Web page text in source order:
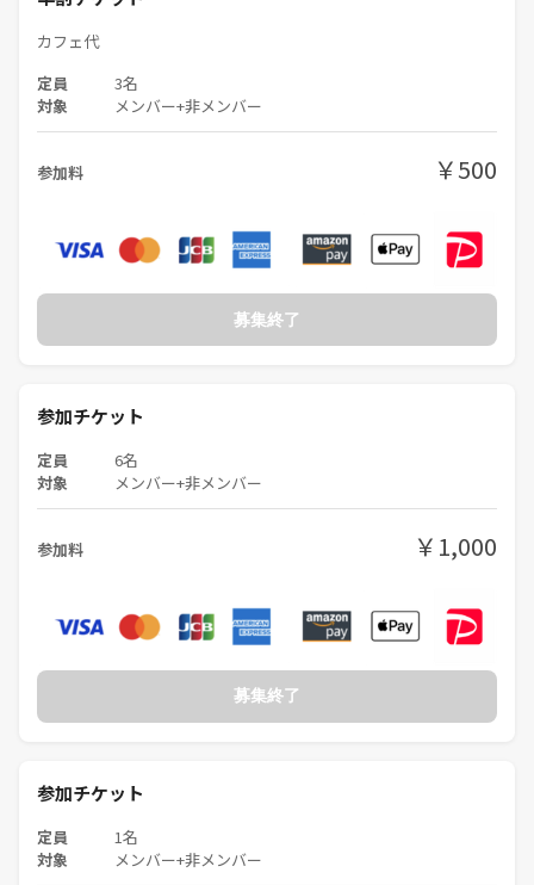
カフェ代
定員 3名
対象 メンバー+非メンバー
参加料 ￥500
募集終了
参加チケット
定員 6名
対象 メンバー+非メンバー
参加料 ￥1,000
募集終了
参加チケット
定員 1名
対象 メンバー+非メンバー